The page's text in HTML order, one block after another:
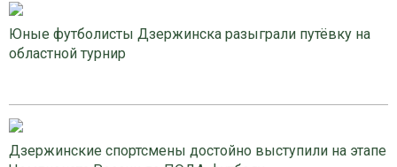
Юные футболисты Дзержинска разыграли путёвку на
областной турнир
Дзержинские спортсмены достойно выступили на этапе